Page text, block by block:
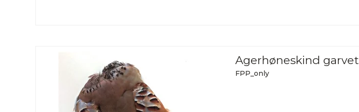
Agerhøneskind garvet
FPP_only